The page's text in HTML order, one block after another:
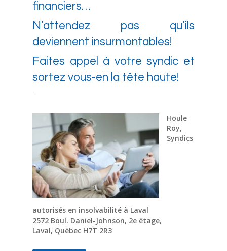
financiers…
N’attendez pas qu’ils
deviennent insurmontables!
Faites appel à votre syndic et
sortez vous-en la tête haute!
–
Houle
Roy,
Syndics
autorisés en insolvabilité à Laval
2572 Boul. Daniel-Johnson, 2e étage,
Laval, Québec H7T 2R3